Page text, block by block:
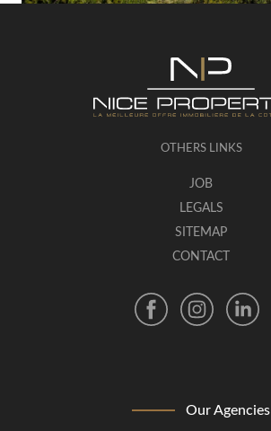
OTHERS LINKS
JOB
LEGALS
SITEMAP
CONTACT
Our Agencies